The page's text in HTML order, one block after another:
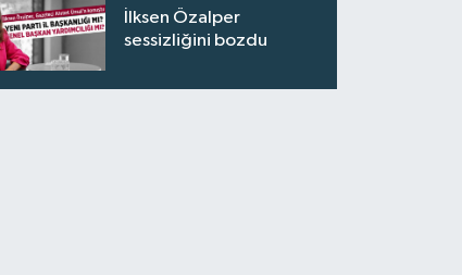
İlksen Özalper
sessizliğini bozdu